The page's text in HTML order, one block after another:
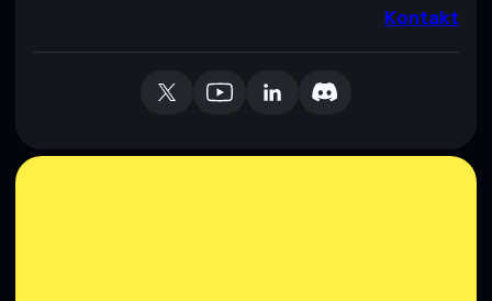
Kontakt